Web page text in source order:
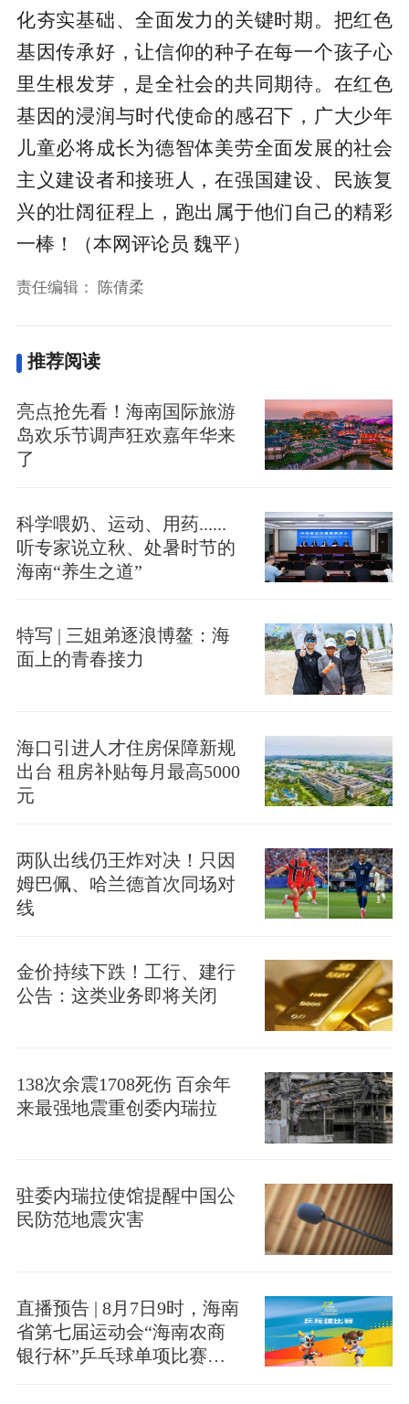
化夯实基础、全面发力的关键时期。把红色
基因传承好，让信仰的种子在每一个孩子心
里生根发芽，是全社会的共同期待。在红色
基因的浸润与时代使命的感召下，广大少年
儿童必将成长为德智体美劳全面发展的社会
主义建设者和接班人，在强国建设、民族复
兴的壮阔征程上，跑出属于他们自己的精彩
一棒！（本网评论员 魏平）
责任编辑： 陈倩柔
推荐阅读
亮点抢先看！海南国际旅游
岛欢乐节调声狂欢嘉年华来
了
科学喂奶、运动、用药......
听专家说立秋、处暑时节的
海南“养生之道”
特写 | 三姐弟逐浪博鳌：海
面上的青春接力
海口引进人才住房保障新规
出台 租房补贴每月最高5000
元
两队出线仍王炸对决！只因
姆巴佩、哈兰德首次同场对
线
金价持续下跌！工行、建行
公告：这类业务即将关闭
138次余震1708死伤 百余年
来最强地震重创委内瑞拉
驻委内瑞拉使馆提醒中国公
民防范地震灾害
直播预告 | 8月7日9时，海南
省第七届运动会“海南农商
银行杯”乒乓球单项比赛精